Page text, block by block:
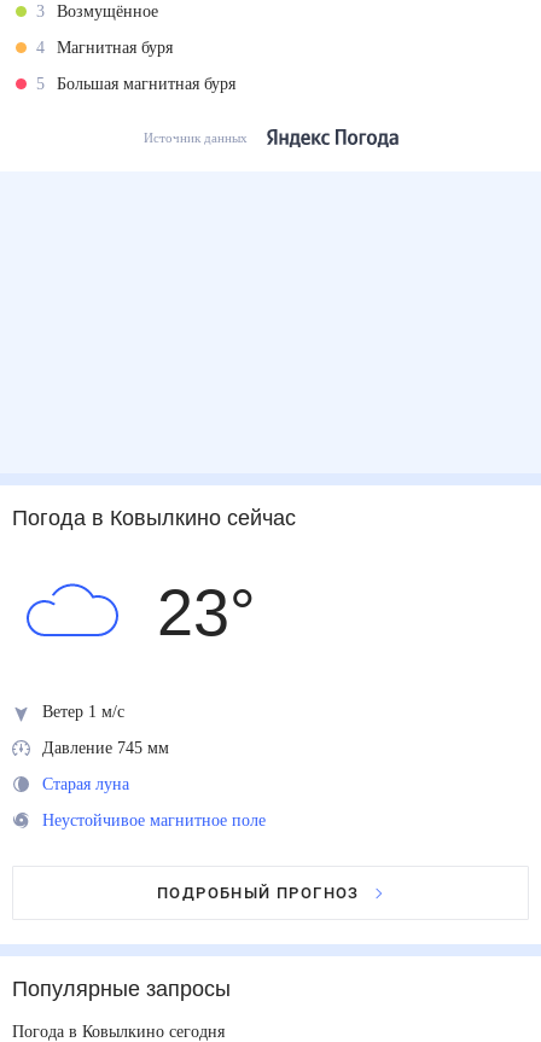
3
Возмущённое
4
Магнитная буря
5
Большая магнитная буря
Источник данных
Погода в Ковылкино сейчас
23°
Ветер 1 м/с
Давление 745 мм
Старая луна
Неустойчивое магнитное поле
ПОДРОБНЫЙ ПРОГНОЗ
Популярные запросы
Погода в Ковылкино сегодня